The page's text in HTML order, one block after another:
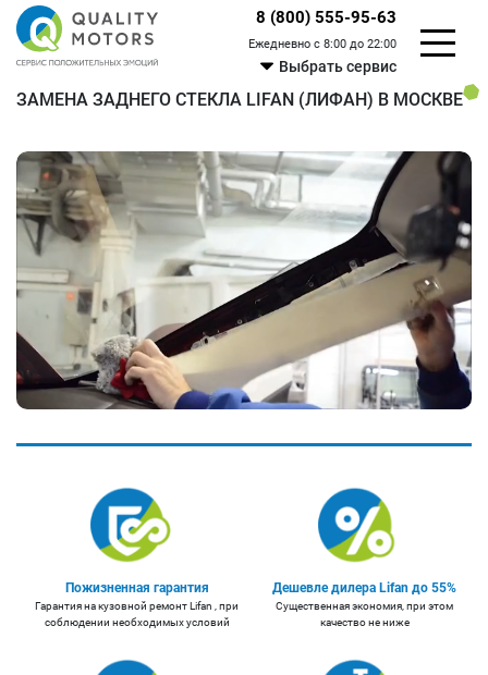
8 (800) 555-95-63
Ежедневно с 8:00 до 22:00
Выбрать сервис
ЗАМЕНА ЗАДНЕГО СТЕКЛА LIFAN (ЛИФАН) В МОСКВЕ
Пожизненная гарантия
Гарантия на кузовной ремонт Lifan , при
соблюдении необходимых условий
Дешевле дилера Lifan до 55%
Существенная экономия, при этом
качество не ниже